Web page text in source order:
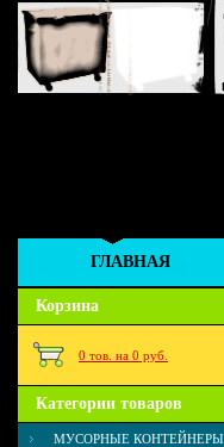
ГЛАВНАЯ
Корзина
0 тов. на 0 руб.
Категории товаров
МУСОРНЫЕ КОНТЕЙНЕРЫ